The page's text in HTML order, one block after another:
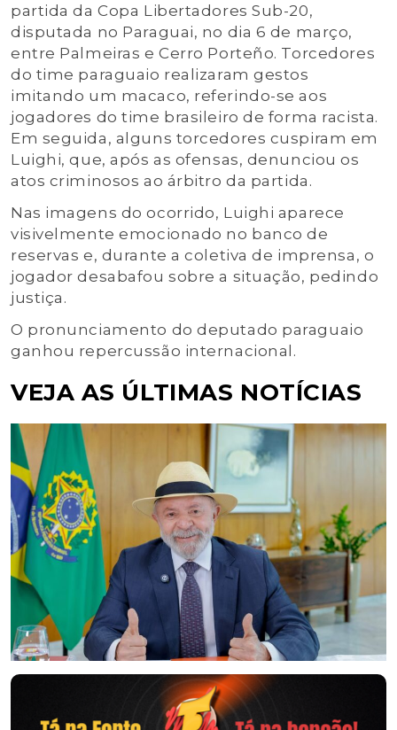
partida da Copa Libertadores Sub-20,
disputada no Paraguai, no dia 6 de março,
entre Palmeiras e Cerro Porteño. Torcedores
do time paraguaio realizaram gestos
imitando um macaco, referindo-se aos
jogadores do time brasileiro de forma racista.
Em seguida, alguns torcedores cuspiram em
Luighi, que, após as ofensas, denunciou os
atos criminosos ao árbitro da partida.
Nas imagens do ocorrido, Luighi aparece
visivelmente emocionado no banco de
reservas e, durante a coletiva de imprensa, o
jogador desabafou sobre a situação, pedindo
justiça.
O pronunciamento do deputado paraguaio
ganhou repercussão internacional.
VEJA AS ÚLTIMAS NOTÍCIAS